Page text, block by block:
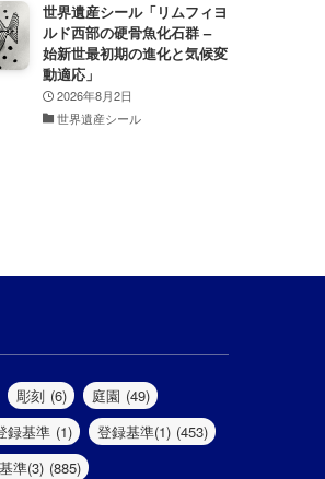
世界遺産シール「リムフィヨ
ルド西部の硬骨魚化石群 –
始新世最初期の進化と気候変
動適応」
2026年8月2日
世界遺産シール
彫刻 (6) 庭園 (49)
録基準 (1) 登録基準(1) (453)
準(3) (885)